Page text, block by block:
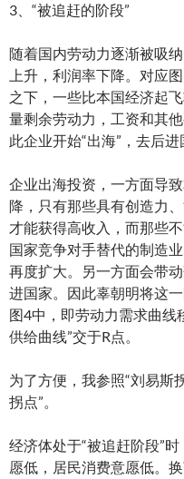
3、“被追赶的阶段”
随着国内劳动力逐渐被吸
上升，利润率下降。对应
之下，一些比本国经济起
量剩余劳动力，工资和其
此企业开始“出海”，去后进
企业出海投资，一方面导
降，只有那些具有创造力
才能获得高收入，而那些
国家竞争对手替代的制造
再度扩大。另一方面会带
进国家。因此辜朝明将这
图4中，即劳动力需求曲线
供给曲线”交于R点。
为了方便，我参照“刘易斯
拐点”。
经济体处于“被追赶阶段”
愿低，居民消费意愿低。